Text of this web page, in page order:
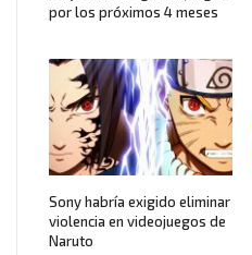
por los próximos 4 meses
Sony habría exigido eliminar
violencia en videojuegos de
Naruto